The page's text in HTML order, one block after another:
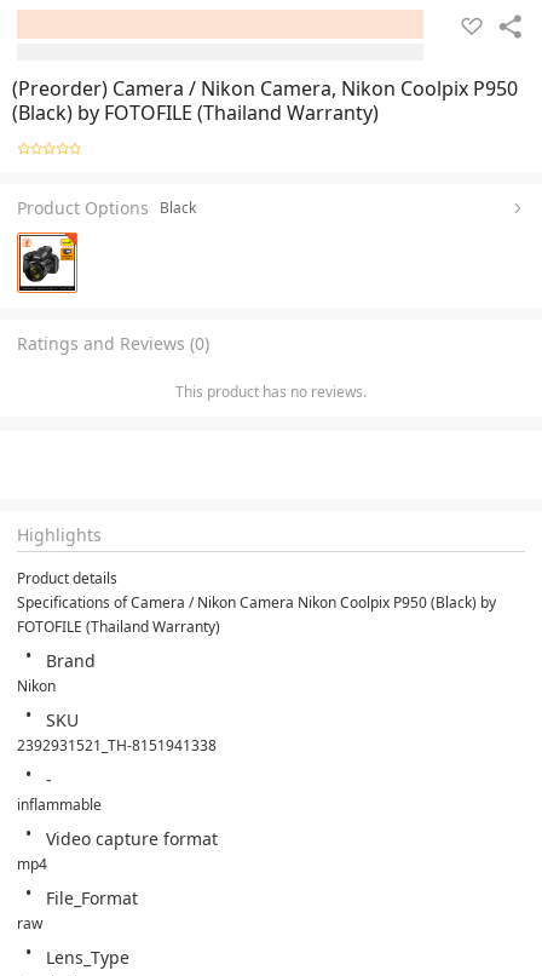
(Preorder) Camera / Nikon Camera, Nikon Coolpix P950
(Black) by FOTOFILE (Thailand Warranty)
Product Options Black
Ratings and Reviews (0)
This product has no reviews.
Highlights
Product details
Specifications of Camera / Nikon Camera Nikon Coolpix P950 (Black) by
FOTOFILE (Thailand Warranty)
Brand
Nikon
SKU
2392931521_TH-8151941338
-
inflammable
Video capture format
mp4
File_Format
raw
Lens_Type